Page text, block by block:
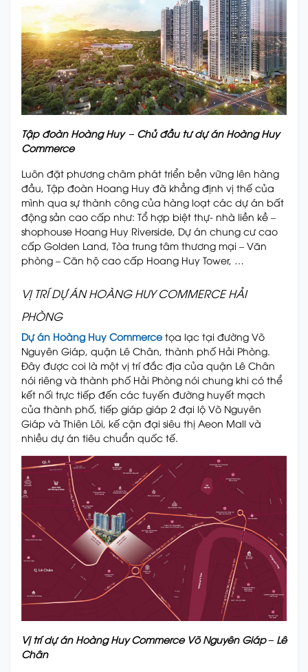
Tập đoàn Hoàng Huy – Chủ đầu tư dự án Hoàng Huy
Commerce
Luôn đặt phương châm phát triển bền vững lên hàng
đầu, Tập đoàn Hoang Huy đã khẳng định vị thế của
mình qua sự thành công của hàng loạt các dự án bất
động sản cao cấp như: Tổ hợp biệt thự- nhà liền kề –
shophouse Hoang Huy Riverside, Dự án chung cư cao
cấp Golden Land, Tòa trung tâm thương mại – Văn
phòng – Căn hộ cao cấp Hoang Huy Tower, …
VỊ TRÍ DỰ ÁN HOÀNG HUY COMMERCE HẢI
PHÒNG
Dự án Hoàng Huy Commerce tọa lạc tại đường Võ
Nguyên Giáp, quận Lê Chân, thành phố Hải Phòng.
Đây được coi là một vị trí đắc địa của quận Lê Chân
nói riêng và thành phố Hải Phòng nói chung khi có thể
kết nối trực tiếp đến các tuyến đường huyết mạch
của thành phố, tiếp giáp giáp 2 đại lộ Võ Nguyên
Giáp và Thiên Lôi, kế cận đại siêu thị Aeon Mall và
nhiều dự án tiêu chuẩn quốc tế.
Vị trí dự án Hoàng Huy Commerce Võ Nguyên Giáp – Lê
Chân